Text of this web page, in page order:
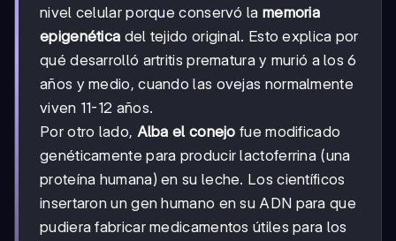
nivel celular porque conservó la memoria
epigenética del tejido original. Esto explica por
qué desarrolló artritis prematura y murió a los 6
años y medio, cuando las ovejas normalmente
viven 11-12 años.
Por otro lado, Alba el conejo fue modificado
genéticamente para producir lactoferrina (una
proteína humana) en su leche. Los científicos
insertaron un gen humano en su ADN para que
pudiera fabricar medicamentos útiles para los